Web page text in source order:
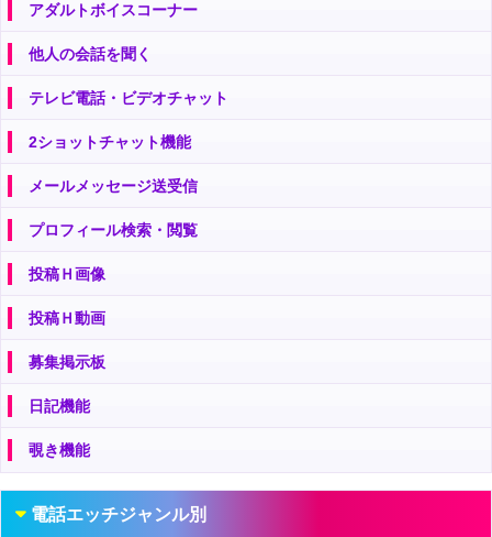
アダルトボイスコーナー
他人の会話を聞く
テレビ電話・ビデオチャット
2ショットチャット機能
メールメッセージ送受信
プロフィール検索・閲覧
投稿Ｈ画像
投稿Ｈ動画
募集掲示板
日記機能
覗き機能
電話エッチジャンル別